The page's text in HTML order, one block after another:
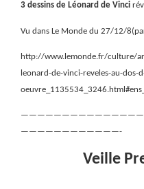
3 dessins de Léonard de Vinci
Vu dans Le Monde du 27/12/
http://www.lemonde.fr/culture/
leonard-de-vinci-reveles-au-dos-
————————————-
Veille